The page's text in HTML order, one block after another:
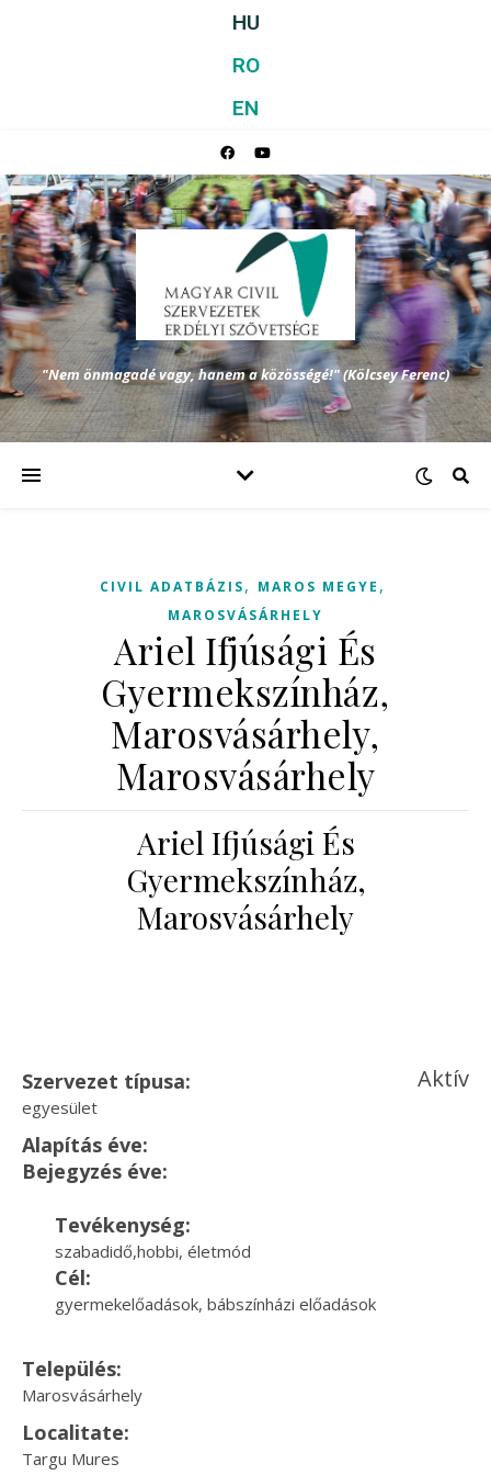
HU
RO
EN
"Nem önmagadé vagy, hanem a közösségé!" (Kölcsey Ferenc)
CIVIL ADATBÁZIS, MAROS MEGYE ,
MAROSVÁSÁRHELY
Ariel Ifjúsági És
Gyermekszínház,
Marosvásárhely,
Marosvásárhely
Ariel Ifjúsági És
Gyermekszínház,
Marosvásárhely
Szervezet típusa:
egyesület
Aktív
Alapítás éve:
Bejegyzés éve:
Tevékenység:
szabadidő,hobbi, életmód
Cél:
gyermekelőadások, bábszínházi előadások
Település:
Marosvásárhely
Localitate:
Targu Mures